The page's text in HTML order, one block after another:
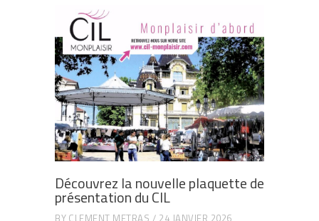
Découvrez la nouvelle plaquette de
présentation du CIL
BY CLEMENT METRAS 24 JANVIER 2026